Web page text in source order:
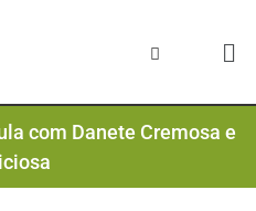
com Danete Cremosa e